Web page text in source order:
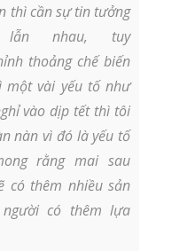
thì cần sự tin tưởng
nhau, tuy
thoảng chế biến
một vài yếu tố như
vào dịp tết thì tôi
nàn vì đó là yếu tố
rằng mai sau
có thêm nhiều sản
có thêm lựa